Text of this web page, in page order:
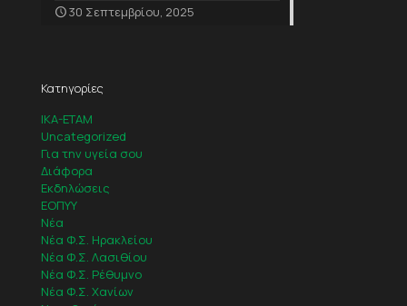
30 Σεπτεμβρίου, 2025
Κατηγορίες
IKA-ETAM
Uncategorized
Για την υγεία σου
Διάφορα
Εκδηλώσεις
ΕΟΠΥΥ
Νέα
Νέα Φ.Σ. Ηρακλείου
Νέα Φ.Σ. Λασιθίου
Νέα Φ.Σ. Ρέθυμνο
Νέα Φ.Σ. Χανίων